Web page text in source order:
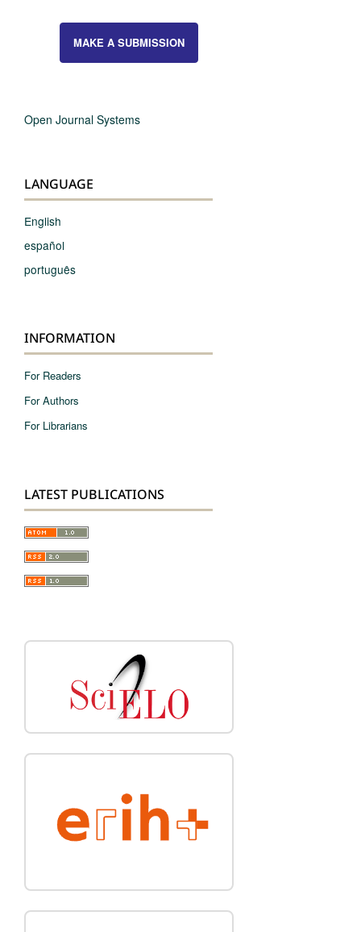
MAKE A SUBMISSION
Open Journal Systems
LANGUAGE
English
español
português
INFORMATION
For Readers
For Authors
For Librarians
LATEST PUBLICATIONS